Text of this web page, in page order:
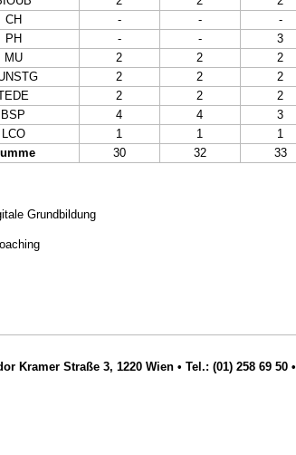
CH
- - -
PH
- - 3
MU
2 2 2
2 2 2
2 2 2
BSP
4 4 3
LCO
1 1 1
30 32 33
Grundbildung
Kramer Straße 3, 1220 Wien • Tel.: (01) 258 69 50 •